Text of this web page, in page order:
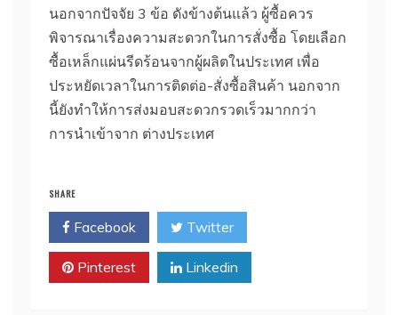
นอกจากปัจจัย 3 ข้อ ดังข้างต้นแล้ว ผู้ซื้อควร
พิจารณาเรื่องความสะดวกในการสั่งซื้อ โดยเลือก
ซื้อเหล็กแผ่นรีดร้อนจากผู้ผลิตในประเทศ เพื่อ
ประหยัดเวลาในการติดต่อ-สั่งซื้อสินค้า นอกจาก
นี้ยังทำให้การส่งมอบสะดวกรวดเร็วมากกว่า
การนำเข้าจาก ต่างประเทศ
SHARE
Facebook Twitter
Pinterest Linkedin